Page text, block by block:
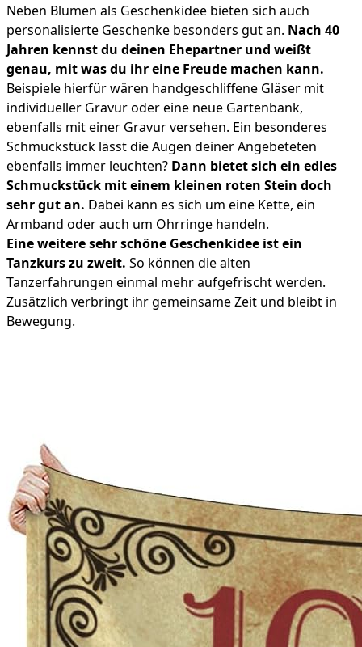
Neben Blumen als Geschenkidee bieten sich auch
personalisierte Geschenke besonders gut an. Nach 40
Jahren kennst du deinen Ehepartner und weißt
genau, mit was du ihr eine Freude machen kann.
Beispiele hierfür wären handgeschliffene Gläser mit
individueller Gravur oder eine neue Gartenbank,
ebenfalls mit einer Gravur versehen. Ein besonderes
Schmuckstück lässt die Augen deiner Angebeteten
ebenfalls immer leuchten? Dann bietet sich ein edles
Schmuckstück mit einem kleinen roten Stein doch
sehr gut an. Dabei kann es sich um eine Kette, ein
Armband oder auch um Ohrringe handeln.
Eine weitere sehr schöne Geschenkidee ist ein
Tanzkurs zu zweit. So können die alten
Tanzerfahrungen einmal mehr aufgefrischt werden.
Zusätzlich verbringt ihr gemeinsame Zeit und bleibt in
Bewegung.